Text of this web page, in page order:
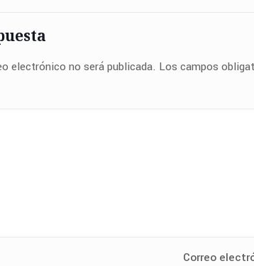
electrónico no será publicada. Los campos
Correo